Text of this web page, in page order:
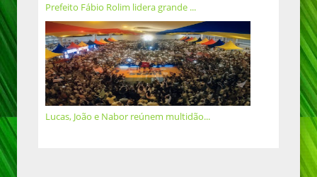
Prefeito Fábio Rolim lidera grande ...
Lucas, João e Nabor reúnem multidão...